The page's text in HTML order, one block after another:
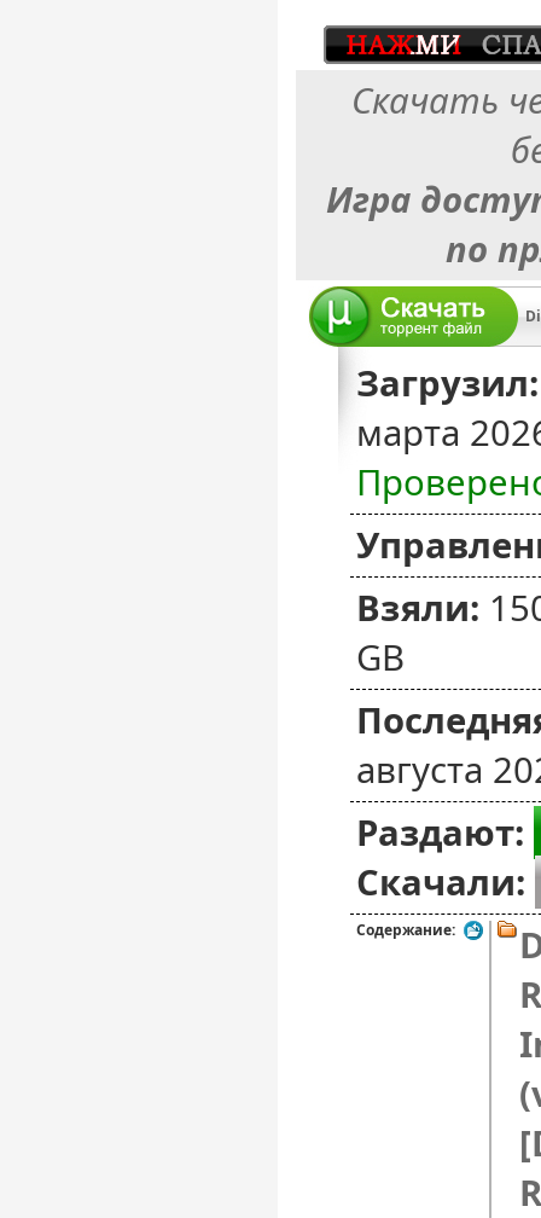
Скачать
Игра
по
Загрузил:
марта
Взяли:
GB
августа
Раздают:
Скачали:
Содержание: